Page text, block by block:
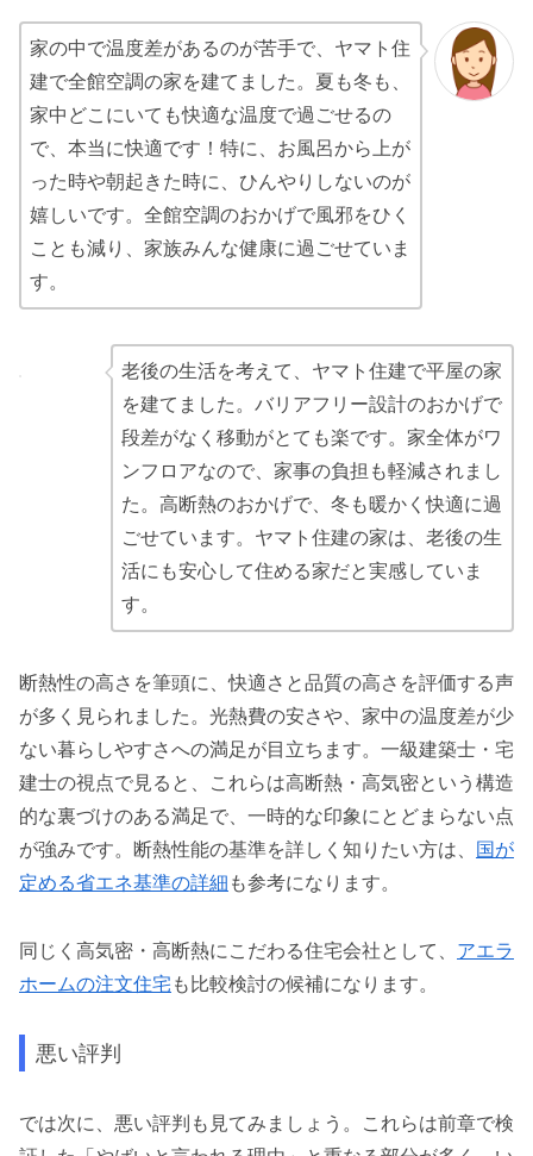
家の中で温度差があるのが苦手で、ヤマト住
建で全館空調の家を建てました。夏も冬も、
家中どこにいても快適な温度で過ごせるの
で、本当に快適です！特に、お風呂から上が
った時や朝起きた時に、ひんやりしないのが
嬉しいです。全館空調のおかげで風邪をひく
ことも減り、家族みんな健康に過ごせていま
す。
老後の生活を考えて、ヤマト住建で平屋の家
を建てました。バリアフリー設計のおかげで
段差がなく移動がとても楽です。家全体がワ
ンフロアなので、家事の負担も軽減されまし
た。高断熱のおかげで、冬も暖かく快適に過
ごせています。ヤマト住建の家は、老後の生
活にも安心して住める家だと実感していま
す。
断熱性の高さを筆頭に、快適さと品質の高さを評価する声
が多く見られました。光熱費の安さや、家中の温度差が少
ない暮らしやすさへの満足が目立ちます。一級建築士・宅
建士の視点で見ると、これらは高断熱・高気密という構造
的な裏づけのある満足で、一時的な印象にとどまらない点
が強みです。断熱性能の基準を詳しく知りたい方は、
国が
定める省エネ基準の詳細 も参考になります。
同じく高気密・高断熱にこだわる住宅会社として、 アエラ
ホームの注文住宅 も比較検討の候補になります。
悪い評判
では次に、悪い評判も見てみましょう。これらは前章で検